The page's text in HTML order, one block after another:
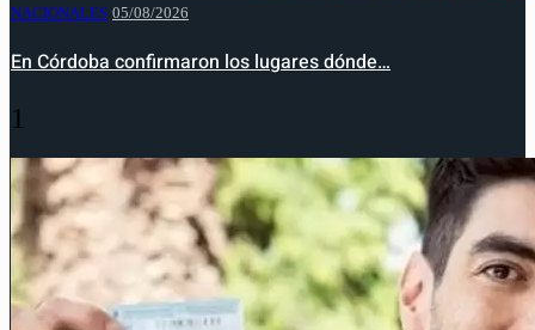
NACIONALES 05/08/2026
En Córdoba confirmaron los lugares dónde…
1